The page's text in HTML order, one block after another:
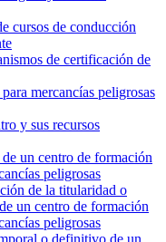
cursos de conducción
de certificación de
mercancías peligrosas
y sus recursos
un centro de formación
peligrosas
de la titularidad o
un centro de formación
peligrosas